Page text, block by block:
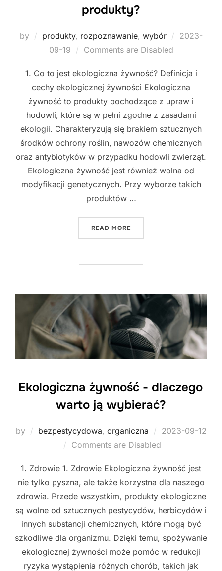
produkty?
by produkty, rozpoznawanie, wybór
Posted
2023-
09-19
Comments are Disabled
1. Co to jest ekologiczna żywność? Definicja i
cechy ekologicznej żywności Ekologiczna
żywność to produkty pochodzące z upraw i
hodowli, które są w pełni zgodne z zasadami
ekologii. Charakteryzują się brakiem sztucznych
środków ochrony roślin, nawozów chemicznych
oraz antybiotyków w przypadku hodowli zwierząt.
Ekologiczna żywność jest również wolna od
modyfikacji genetycznych. Przy wyborze takich
produktów …
READ MORE
Ekologiczna żywność - dlaczego
warto ją wybierać?
by bezpestycydowa, organiczna
Posted
2023-09-12
Comments are Disabled
1. Zdrowie 1. Zdrowie Ekologiczna żywność jest
nie tylko pyszna, ale także korzystna dla naszego
zdrowia. Przede wszystkim, produkty ekologiczne
są wolne od sztucznych pestycydów, herbicydów i
innych substancji chemicznych, które mogą być
szkodliwe dla organizmu. Dzięki temu, spożywanie
ekologicznej żywności może pomóc w redukcji
ryzyka wystąpienia różnych chorób, takich jak